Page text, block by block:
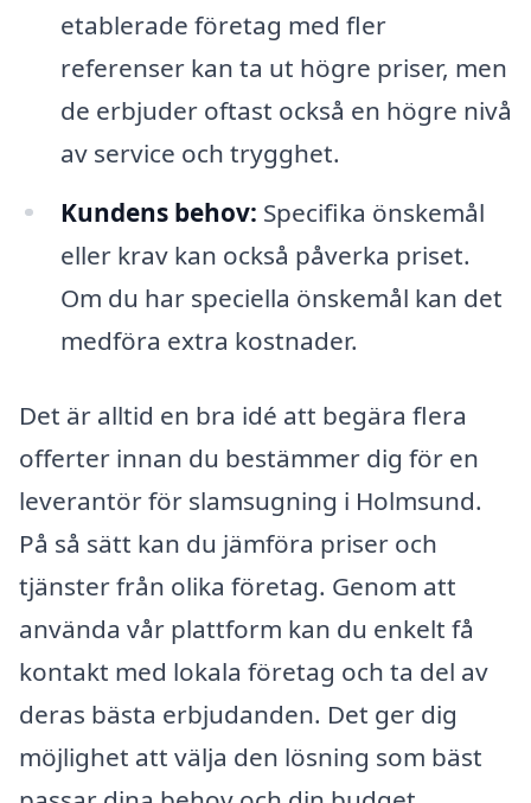
etablerade företag med fler
referenser kan ta ut högre priser, men
de erbjuder oftast också en högre nivå
av service och trygghet.
Kundens behov: Specifika önskemål
eller krav kan också påverka priset.
Om du har speciella önskemål kan det
medföra extra kostnader.
Det är alltid en bra idé att begära flera
offerter innan du bestämmer dig för en
leverantör för slamsugning i Holmsund.
På så sätt kan du jämföra priser och
tjänster från olika företag. Genom att
använda vår plattform kan du enkelt få
kontakt med lokala företag och ta del av
deras bästa erbjudanden. Det ger dig
möjlighet att välja den lösning som bäst